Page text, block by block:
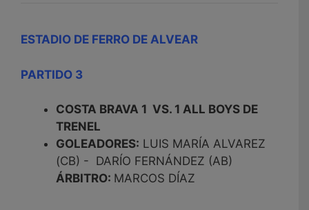
ESTADIO DE FERRO DE ALVEAR
PARTIDO 3
COSTA BRAVA 1 VS. 1 ALL BOYS DE
TRENEL
GOLEADORES: LUIS MARÍA ALVAREZ
(CB) - DARÍO FERNÁNDEZ (AB)
ÁRBITRO: MARCOS DÍAZ